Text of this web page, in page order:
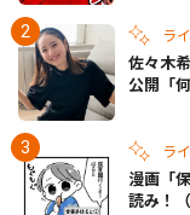
ラ
佐々木
公開「
ラ
漫画「
読み！